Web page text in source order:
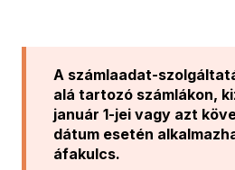
A számlaadat-
alá tartozó számlákon,
január 1-jei vagy azt
dátum esetén
áfakulcs.